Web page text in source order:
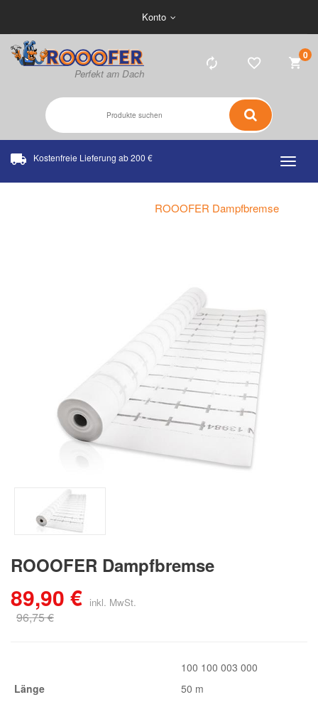
Konto
Kostenfreie Lieferung ab 200 €
0
ROOOFER Dampfbremse
ROOOFER Dampfbremse
89,90 €
96,75 €
100 100 003 000
Länge
50 m